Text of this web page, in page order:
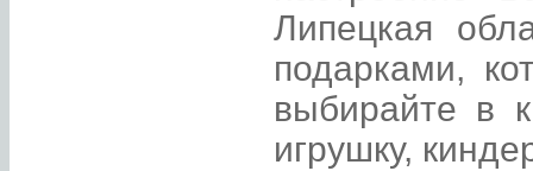
Липецкая
подарками,
выбирайте в
игрушку,